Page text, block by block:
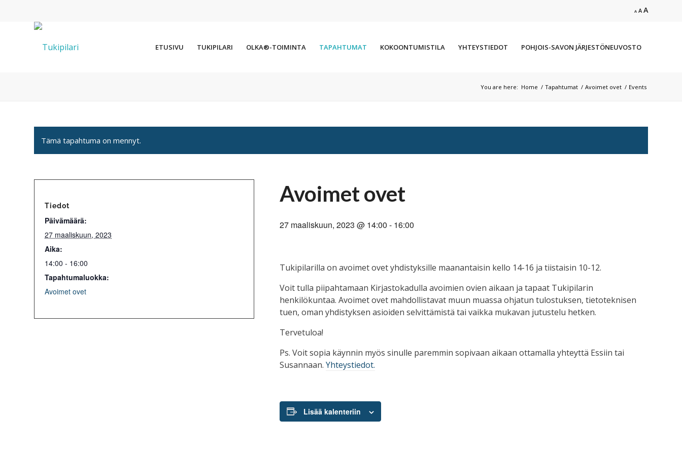
A Decrease
AReset
font
AIncrease
font
ETUSIVU TUKIPILARI OLKA®-TOIMINTA TAPAHTUMAT KOKOONTUMISTILA YHTEYSTIEDOT POHJOIS-SAVON JÄRJESTÖNEUVOSTO
You are here: Home / Tapahtumat / Avoimet ovet / Events
Tämä tapahtuma on mennyt.
Avoimet ovet
27 maaliskuun, 2023 @ 14:00 - 16:00
Tukipilarilla on avoimet ovet yhdistyksille maanantaisin kello 14-16 ja tiistaisin 10-12.
Voit tulla piipahtamaan Kirjastokadulla avoimien ovien aikaan ja tapaat Tukipilarin
henkilökuntaa. Avoimet ovet mahdollistavat muun muassa ohjatun tulostuksen, tietoteknisen
tuen, oman yhdistyksen asioiden selvittämistä tai vaikka mukavan jutustelu hetken.
Tervetuloa!
Ps. Voit sopia käynnin myös sinulle paremmin sopivaan aikaan ottamalla yhteyttä Essiin tai
Susannaan. Yhteystiedot.
Lisää kalenteriin
Tiedot
Päivämäärä:
27 maaliskuun, 2023
Aika:
14:00 - 16:00
Tapahtumaluokka:
Avoimet ovet